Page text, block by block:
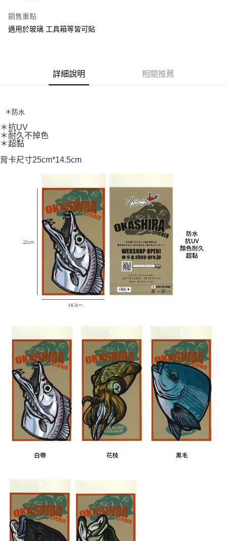
聯邦商業銀行
元大商業銀行
大哥付你分期
2.付款方式選擇「大哥付你分期」，訂單成立後會自動跳轉到大哥付的交易
流程，驗證手機門號後，選擇欲分期的期數、繳款截止日，確認付款後即完
消。如遇「轉專審核」未通過狀況，表示未達大哥付你分期系統評分，恕無
法說明評估內容。
【繳款方式說明】
1.分期款項不併入電信帳單，「大哥付你分期」於每月結算日後寄送繳費提
2.透過簡訊連結打開帳單後，可選擇「超商條碼／台灣大直營門市／銀行轉
【注意事項】
1.本服務係由「台灣大哥大股份有限公司」（以下簡稱本公司）所提供，讓
用戶於交易時，得透過本服務購買商品或服務，並由商店將買賣／分期付款
買賣價金債權讓與本公司後，依約使用本公司帳單繳交帳款。
2.基於同意付款使用「大哥付你分期」之契約關係目的，商店將以您的個人
資料（包含姓名、電話或地址）提供予台灣大哥大進項蒐集、處理及利用，
由本公司與您本人進行分期帳單所需資料之確認、核對及更正。
3.完整用戶服務條款，請詳閱以下連結：
https://oppay.tw/userRule
【關於「AFTEE先享後付」】
１．簡單：不需註冊會員、不需綁卡、不需儲值。
３．安心：先確認商品／服務後，再付款。
【「AFTEE先享後付」結帳流程】
１．於結帳方式選擇「AFTEE先享後付」後，將跳轉至「AFTEE先享後付」
結帳頁面，進行簡訊認證並確認金額後，即可完成結帳。
２．訂單成立數日內，您將收到繳費通知簡訊。
ATM／網路銀行／等多元方式進行付款，方視為交易完成。
※ 請注意：結帳手續完成當下不需立刻繳費，但若您需要取消訂單，請聯絡
購買商品的店家。未經商家同意取消之訂單仍視為有效，需透過AFTEE先享
後付繳納相關費用。
※ 交易是否成功請以「AFTEE先享後付 」之結帳頁面顯示為準，若有關於
是否繳費成功／繳費後需取消欲退款等相關疑問，請聯繫「AFTEE先享後付
客戶支援中心」https://netprotections.freshdesk.com/support/home
１．透過由恩沛科技股份有限公司提供之「AFTEE先享後付」服務完成之交
易，需依本服務之必要範圍內提供個人資料，並將交易相關給付款項請求債
權轉讓予恩沛科技股份有限公司。
２．關於個人資料處理事宜，請瀏覽以下網址：
「AFTEE先享後付」，若未經同意申辦者引起之損失，本公司不負相關責
任。
４．使用「AFTEE先享後付」時，將依據個別帳號之用戶狀況，依本公司即
時審查核予不同之上限額度；若仍有額度不足之情形，本公司將視審查結果
請求用戶進行身份認證。
５．嚴禁一人註冊多個帳號或使用他人資訊註冊。若發現惡意使用之情形，
恩沛科技股份有限公司將有權停止該用戶之使用額度並採取法律行動。
貨到付款
運送方式
每筆NT$60，滿NT$1,200(含以上)免運費
每筆NT$60，滿NT$1,200(含以上)免運費
7-11取貨付款
每筆NT$60，滿NT$1,200(含以上)免運費
付款後7-11取貨
每筆NT$60，滿NT$1,200(含以上)免運費
一般宅配（門市自取請勿下單，請聯繫客服）
每筆NT$100，滿NT$2,000(含以上)免運費
每筆NT$200，滿NT$2,000(含以上)免運費
貨到付款（門市自取請勿下單，請聯繫客服）
每筆NT$200，滿NT$3,000(含以上)免運費
國家/地區配送(**下單前請私訊客服確認實際運費(運費另
計)，訂單才得以成立**)
查看運費
銷售重點
適用於玻璃 工具箱等皆可貼
詳細說明 相關推薦
＊防水
＊抗UV
＊耐久不掉色
＊超黏
背卡尺寸25cm*14.5cm